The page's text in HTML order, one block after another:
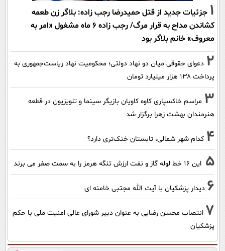
1 جزئیات جدید از قتل حمیدرضا رجب زاده: بلاگر زن طعمه
کشاندن مداح به قرار مرگ/ رجب زاده 6 ماه مشغول «امر به
معروف» خانم بلاگر بود
2 دعوای حقوقی میان دو نهاد دولتی؛ محکومیت نهاد ریاست‌جمهوری به
پرداخت ۱۳۸ هزار میلیارد تومان
3 مراسم خاکسپاری کاوه کاویان بازیگر سینما و تلویزیون در قطعه
هنرمندان بهشت زهرا برگزار شد
4 کدام شهر شمالی، تابستان خنک‌تری دارد؟
5 این 16 خط لوله گاز و نفت ارزش تنگه هرمز را به سمت صفر می برند
6 دیدار پزشکیان با آیت الله مجتبی خامنه ای
7 انتصاب محسن رضایی به عنوان دبیر شورای عالی امنیت ملی با حکم
پزشکیان